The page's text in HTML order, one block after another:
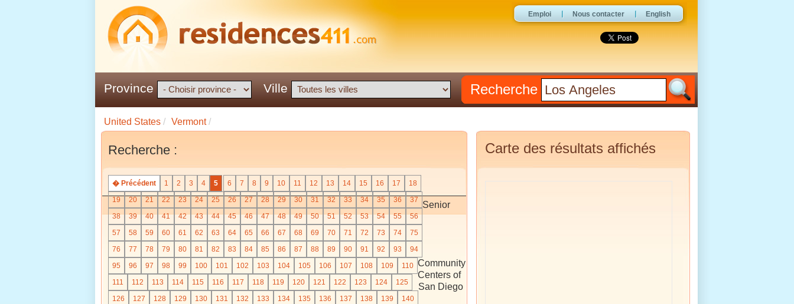
Province Ville
Emploi Nous contacter English
Recherche
United States / Vermont/
Recherche :
� Précédent 1 2 3 4 5 6 7 8 9 10 11 12 13 14 15 16 17
18
19
20 21 22 23 24 25 26 27 28 29 30 31 32 33 34 35 36
37
38
39 40 41 42 43 44 45 46 47 48 49 50 51 52 53 54 55
56
57
58 59 60 61 62 63 64 65 66 67 68 69 70 71 72 73 74
75
76
77 78 79 80 81 82 83 84 85 86 87 88 89 90 91 92 93
94
95
96 97 98 99 100 101 102 103 104 105 106 107 108 109
110
111
112 113 114 115 116 117 118 119 120 121 122 123 124
125
126
127 128 129 130 131 132 133 134 135 136 137 138 139
140
Senior
Community
Centers of
San Diego
Carte des résultats affichés